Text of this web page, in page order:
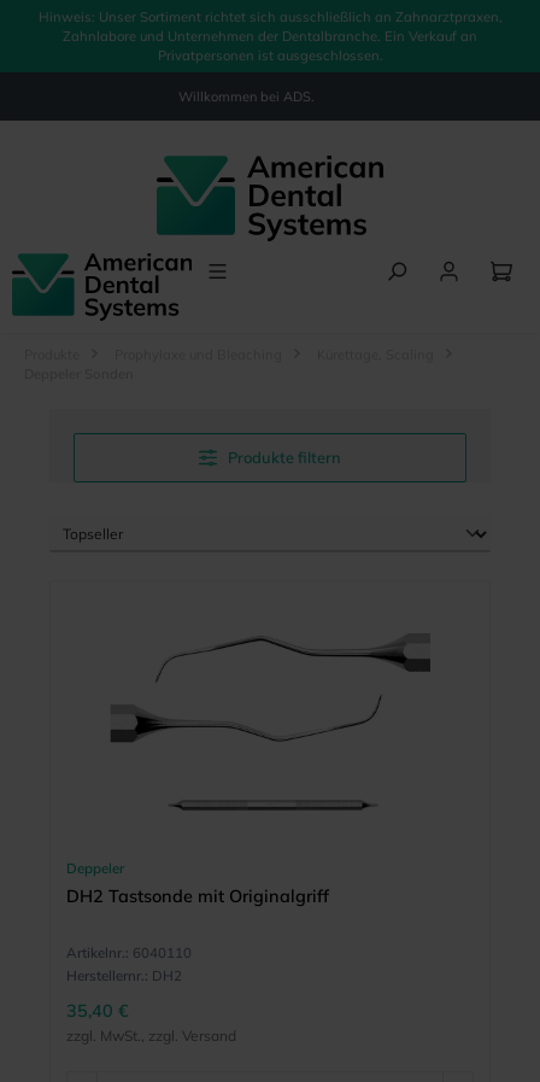
springen
Hinweis: Unser Sortiment richtet sich ausschließlich an Zahnarztpraxen,
Zahnlabore und Unternehmen der Dentalbranche. Ein Verkauf an
Privatpersonen ist ausgeschlossen.
Willkommen bei ADS.
Produkte filtern
Deppeler
DH2 Tastsonde mit Originalgriff
Artikelnr.: 6040110
Herstellernr.: DH2
35,40 €
zzgl. MwSt., zzgl. Versand